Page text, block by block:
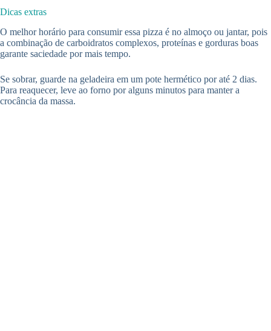
Dicas extras
O melhor horário para consumir essa pizza é no almoço ou jantar, pois
a combinação de carboidratos complexos, proteínas e gorduras boas
garante saciedade por mais tempo.
Se sobrar, guarde na geladeira em um pote hermético por até 2 dias.
Para reaquecer, leve ao forno por alguns minutos para manter a
crocância da massa.